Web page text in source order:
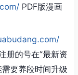
PDF版漫画
册的号在“最新资
要养段时间升级